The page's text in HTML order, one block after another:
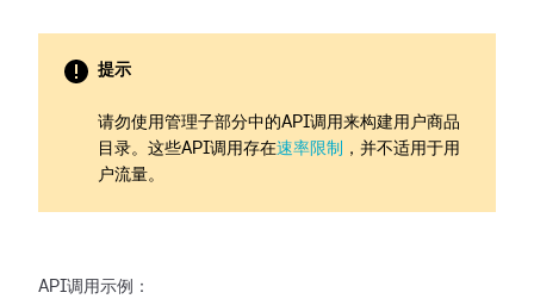
提示
请勿使用管理子部分中的API调用来构建用户商品
目录。这些API调用存在速率限制
，并不适用于用
户流量。
API调用示例：